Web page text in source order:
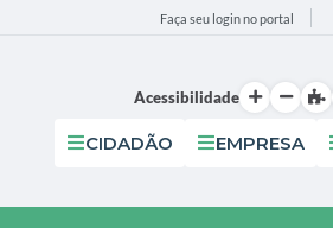
Faça seu login no portal
Acessibilidade
CIDADÃO EMPRESA